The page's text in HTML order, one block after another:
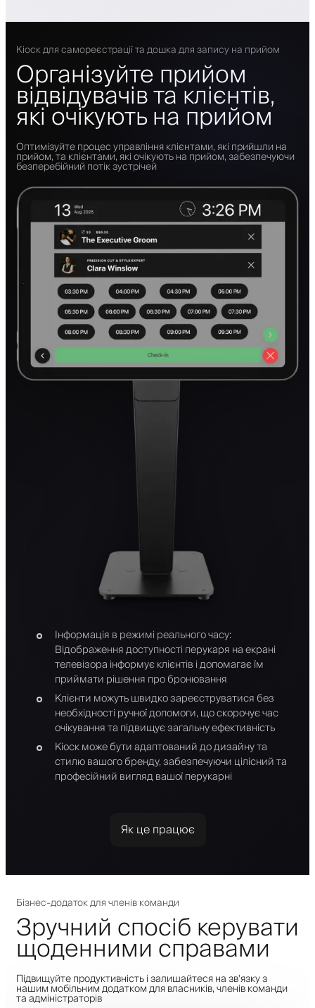
Кіоск для самореєстрації та дошка для запису на прийом
Організуйте прийом
відвідувачів та клієнтів,
які очікують на прийом
Оптимізуйте процес управління клієнтами, які прийшли на
прийом, та клієнтами, які очікують на прийом, забезпечуючи
безперебійний потік зустрічей
Інформація в режимі реального часу:
Відображення доступності перукаря на екрані
телевізора інформує клієнтів і допомагає їм
приймати рішення про бронювання
Клієнти можуть швидко зареєструватися без
необхідності ручної допомоги, що скорочує час
очікування та підвищує загальну ефективність
Кіоск може бути адаптований до дизайну та
стилю вашого бренду, забезпечуючи цілісний та
професійний вигляд вашої перукарні
Як це працює
Бізнес-додаток для членів команди
Зручний спосіб керувати
щоденними справами
Підвищуйте продуктивність і залишайтеся на зв'язку з
нашим мобільним додатком для власників, членів команди
та адміністраторів